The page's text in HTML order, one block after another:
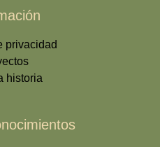
privacidad
historia